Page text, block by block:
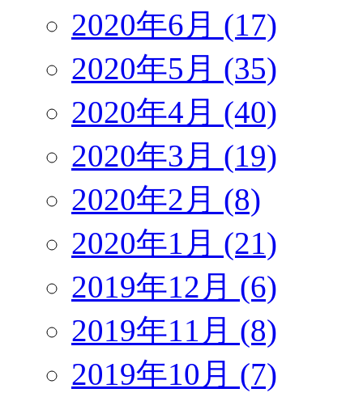
2020年6月 (17)
2020年5月 (35)
2020年4月 (40)
2020年3月 (19)
2020年2月 (8)
2020年1月 (21)
2019年12月 (6)
2019年11月 (8)
2019年10月 (7)